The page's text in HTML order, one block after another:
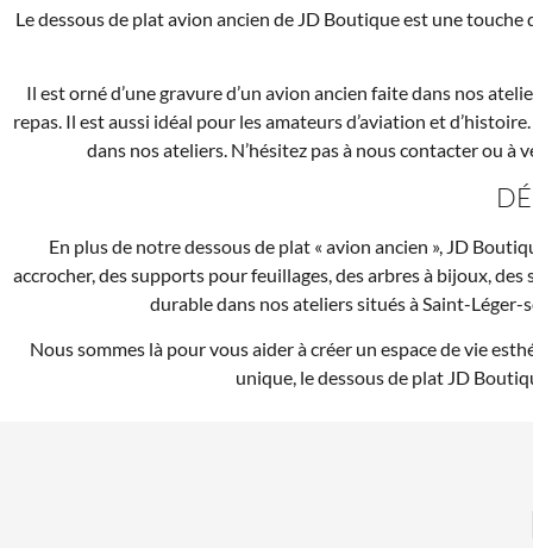
Le dessous de plat avion ancien de JD Boutique est une
Il est orné d’une gravure d’un avion ancien faite dans nos
repas. Il est aussi idéal pour les amateurs d’aviation et
dans nos ateliers. N’hésitez pas à nous contacter ou
En plus de notre dessous de plat « avion ancien », JD
accrocher, des supports pour feuillages, des arbres à bijoux,
durable dans nos ateliers situés à Saint-
Nous sommes là pour vous aider à créer un espace de vie
unique, le dessous de plat JD